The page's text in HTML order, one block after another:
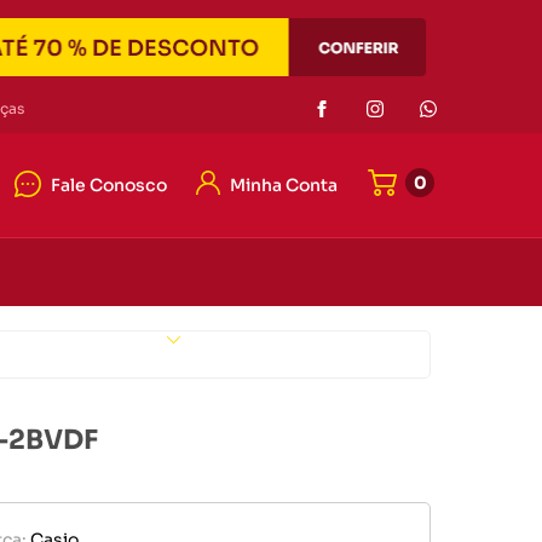
Fale Conosco
7121
Minha Conta 0
de pilha
Eletrônicos
de pilha
portátil